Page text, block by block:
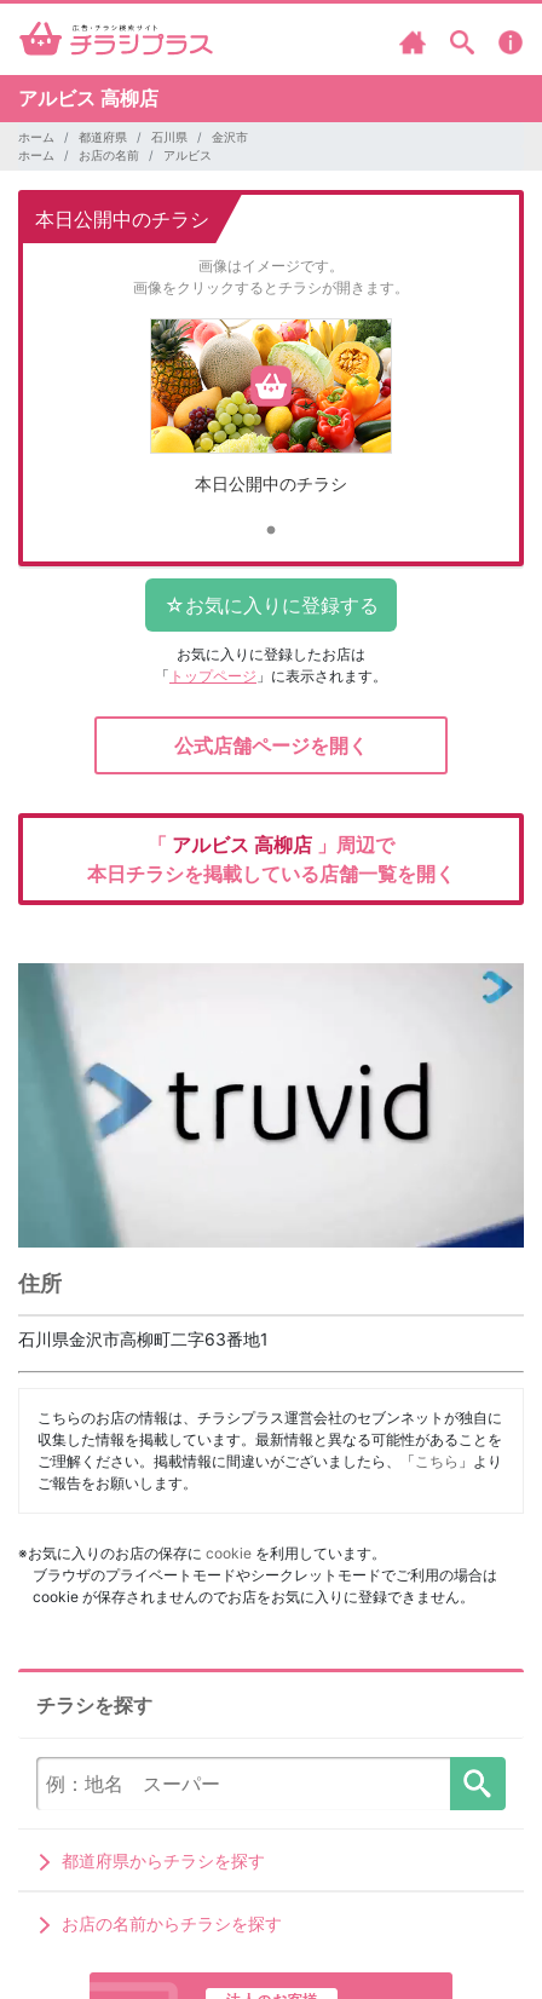
アルビス 高柳店
ホーム 都道府県 石川県
金沢市
ホーム
お店の名前 アルビス
本日公開中のチラシ
画像はイメージです。
画像をクリックするとチラシが開きます。
本日公開中のチラシ
お気に入りに登録したお店は
「 トップページ 」に表示されます。
公式店舗ページを開く
「 アルビス 高柳店 」周辺で
本日チラシを掲載している店舗一覧を開く
住所
石川県金沢市高柳町二字63番地1
こちらのお店の情報は、チラシプラス運営会社のセブンネットが独自に
収集した情報を掲載しています。最新情報と異なる可能性があることを
ご理解ください。掲載情報に間違いがございましたら、「 こちら 」より
ご報告をお願いします。
※お気に入りのお店の保存に cookie を利用しています。
ブラウザのプライベートモードやシークレットモードでご利用の場合は
cookie が保存されませんのでお店をお気に入りに登録できません。
チラシを探す
都道府県からチラシを探す
お店の名前からチラシを探す